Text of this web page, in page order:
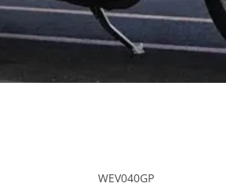
WEV040GP